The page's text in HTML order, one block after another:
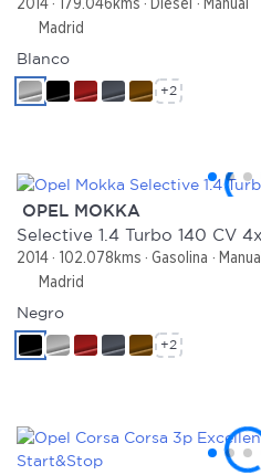
2014 179.046kms Diésel
Manual
Madrid
Blanco
+2
OPEL MOKKA
2014 102.078kms Gasolina
Manual
Madrid
Negro
+2